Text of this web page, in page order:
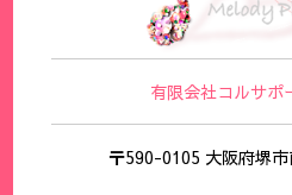
有限会社コルサポ
〒590-0105 大阪府堺